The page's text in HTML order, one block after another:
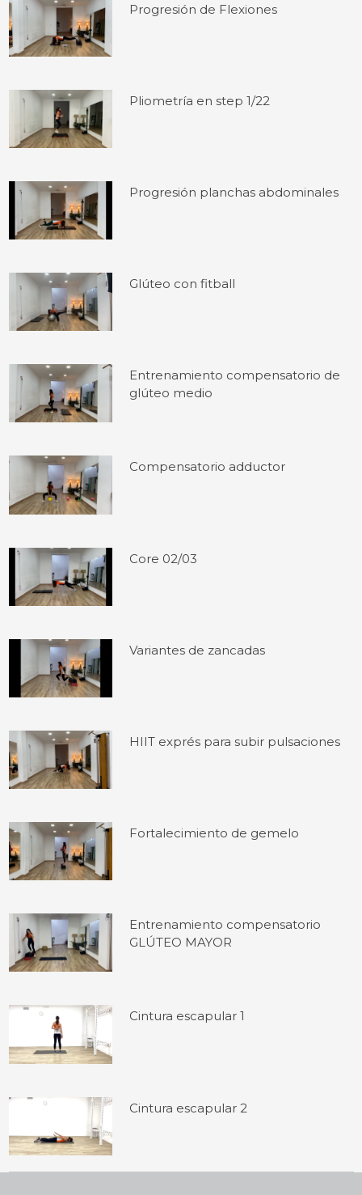
Progresión de Flexiones
Pliometría en step 1/22
Progresión planchas abdominales
Glúteo con fitball
Entrenamiento compensatorio de
glúteo medio
Compensatorio adductor
Core 02/03
Variantes de zancadas
HIIT exprés para subir pulsaciones
Fortalecimiento de gemelo
Entrenamiento compensatorio
GLÚTEO MAYOR
Cintura escapular 1
Cintura escapular 2